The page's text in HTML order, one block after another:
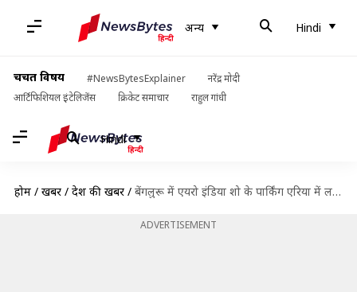
अन्य Hindi
चर्चित विषय #NewsBytesExplainer
नरेंद्र मोदी
आर्टिफिशियल इंटेलिजेंस
क्रिकेट समाचार राहुल गांधी
Hindi
होम / खबरें / देश की खबरें / बेंगलुरू में एयरो इंडिया शो के पार्किंग एरिया में लगी भीषण आग, 300 वाहन जलकर राख
ADVERTISEMENT